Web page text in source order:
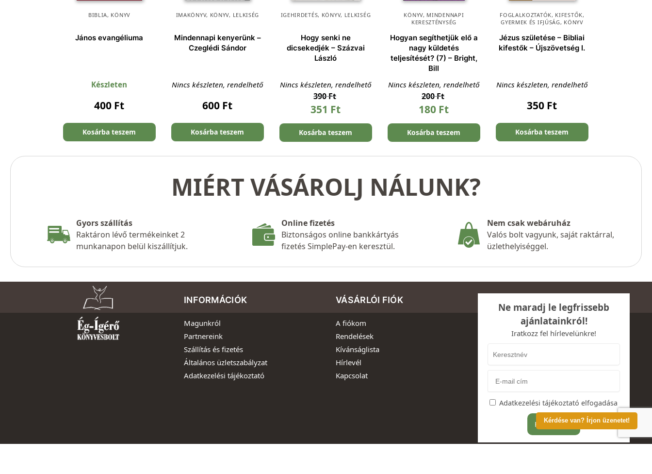
Kérdése van? Írjon üzenetet!
BIBLIA, KÖNYV
János evangéliuma
Készleten
400 Ft
Kosárba teszem
IMAKÖNYV, KÖNYV, LELKISÉG
Mindennapi kenyerünk –
Czeglédi Sándor
Nincs készleten, rendelhető
600 Ft
Kosárba teszem
IGEHIRDETÉS, KÖNYV, LELKISÉG
Hogy senki ne
dicsekedjék – Százvai
László
Nincs készleten, rendelhető
390Ft
351 Ft
Kosárba teszem
KÖNYV, MINDENNAPI
KERESZTÉNYSÉG
Hogyan segíthetjük elő a
nagy küldetés
teljesítését? (7) – Bright,
Bill
Nincs készleten, rendelhető
200Ft
180 Ft
Kosárba teszem
FOGLALKOZTATÓK, KIFESTŐK,
GYERMEK ÉS IFJÚSÁG, KÖNYV
Jézus születése – Bibliai
kifestők – Újszövetség I.
Nincs készleten, rendelhető
350 Ft
Kosárba teszem
MIÉRT VÁSÁROLJ NÁLUNK?
Gyors szállítás
Raktáron lévő termékeinket 2
munkanapon belül kiszállítjuk.
Online fizetés
Biztonságos online bankkártyás
fizetés SimplePay-en keresztül.
Nem csak webáruház
Valós bolt vagyunk, saját raktárral,
üzlethelyiséggel.
INFORMÁCIÓK
Magunkról
Partnereink
Szállítás és fizetés
Általános üzletszabályzat
Adatkezelési tájékoztató
VÁSÁRLÓI FIÓK
A fiókom
Rendelések
Kívánságlista
Hírlevél
Kapcsolat
Ne maradj le legfrissebb
ajánlatainkról!
Iratkozz fel hírlevelünkre!
Adatkezelési tájékoztató elfogadása